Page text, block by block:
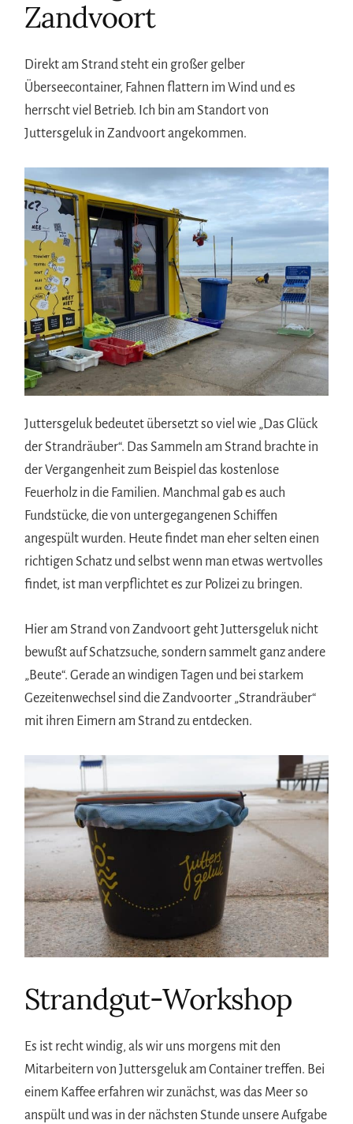
Zandvoort
Direkt am Strand steht ein großer gelber
Überseecontainer, Fahnen flattern im Wind und es
herrscht viel Betrieb. Ich bin am Standort von
Juttersgeluk in Zandvoort angekommen.
Juttersgeluk bedeutet übersetzt so viel wie „Das Glück
der Strandräuber“. Das Sammeln am Strand brachte in
der Vergangenheit zum Beispiel das kostenlose
Feuerholz in die Familien. Manchmal gab es auch
Fundstücke, die von untergegangenen Schiffen
angespült wurden. Heute findet man eher selten einen
richtigen Schatz und selbst wenn man etwas wertvolles
findet, ist man verpflichtet es zur Polizei zu bringen.
Hier am Strand von Zandvoort geht Juttersgeluk nicht
bewußt auf Schatzsuche, sondern sammelt ganz andere
„Beute“. Gerade an windigen Tagen und bei starkem
Gezeitenwechsel sind die Zandvoorter „Strandräuber“
mit ihren Eimern am Strand zu entdecken.
Strandgut-Workshop
Es ist recht windig, als wir uns morgens mit den
Mitarbeitern von Juttersgeluk am Container treffen. Bei
einem Kaffee erfahren wir zunächst, was das Meer so
anspült und was in der nächsten Stunde unsere Aufgabe